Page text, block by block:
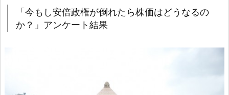
「今もし安倍政権が倒れたら株価はどうなるの
か？」アンケート結果